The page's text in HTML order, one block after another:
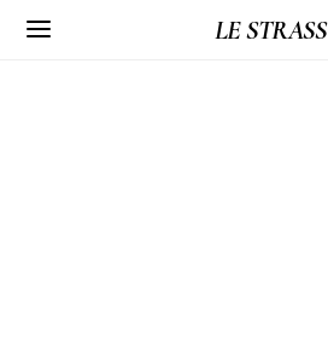
LE STRASS